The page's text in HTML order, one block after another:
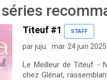
Titeuf #1 STAFF
par juju mar. 24 juin 2025
Le Meilleur de Titeuf -
chez Glénat,